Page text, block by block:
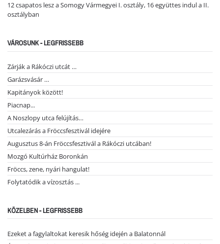
12 csapatos lesz a Somogy Vármegyei I. osztály, 16 együttes indul a II.
osztályban
VÁROSUNK - LEGFRISSEBB
Zárják a Rákóczi utcát …
Garázsvásár …
Kapitányok között!
Piacnap...
A Noszlopy utca felújítás…
Utcalezárás a Fröccsfesztivál idejére
Augusztus 8-án Fröccsfesztivál a Rákóczi utcában!
Mozgó Kultúrház Boronkán
Fröccs, zene, nyári hangulat!
Folytatódik a vízosztás ...
KÖZELBEN - LEGFRISSEBB
Ezeket a fagylaltokat keresik hőség idején a Balatonnál